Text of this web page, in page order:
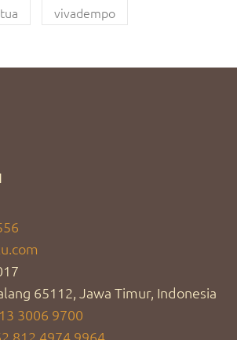
vivadempo
65112, Jawa Timur, Indonesia
3006 9700